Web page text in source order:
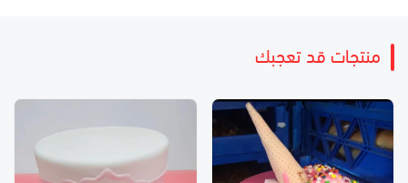
منتجات قد تعجبك